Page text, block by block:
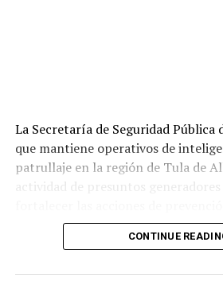
La Secretaría de Seguridad
que mantiene operativos de
patrullaje en la región de Tula de
actividad de presuntos generadores
población.
CONTINUE